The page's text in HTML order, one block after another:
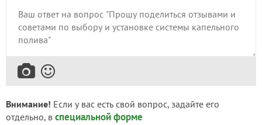
Внимание! Если у вас есть свой вопрос, задайте его
отдельно, в специальной форме